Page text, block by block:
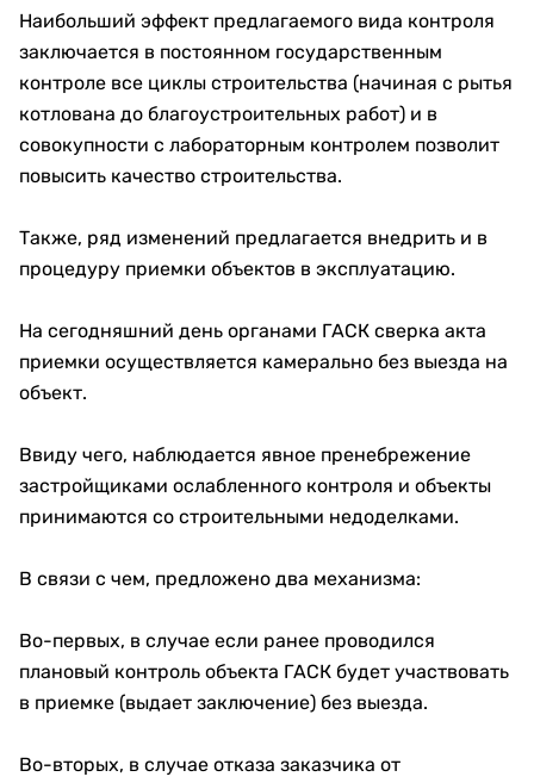
Наибольший эффект предлагаемого вида контроля
заключается в постоянном государственным
контроле все циклы строительства (начиная с рытья
котлована до благоустроительных работ) и в
совокупности с лабораторным контролем позволит
повысить качество строительства.
Также, ряд изменений предлагается внедрить и в
процедуру приемки объектов в эксплуатацию.
На сегодняшний день органами ГАСК сверка акта
приемки осуществляется камерально без выезда на
объект.
Ввиду чего, наблюдается явное пренебрежение
застройщиками ослабленного контроля и объекты
принимаются со строительными недоделками.
В связи с чем, предложено два механизма:
Во-первых, в случае если ранее проводился
плановый контроль объекта ГАСК будет участвовать
в приемке (выдает заключение) без выезда.
Во-вторых, в случае отказа заказчика от